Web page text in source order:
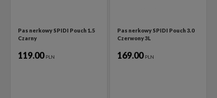
Pas nerkowy SPIDI Pouch 1.5
Czarny
119.00 PLN
Pas nerkowy SPIDI Pouch 3.0
Czerwony 3L
169.00 PLN